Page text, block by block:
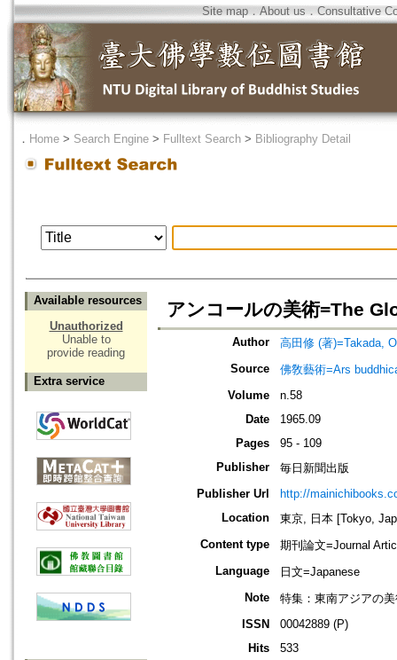
Site map．About us ． Consultative
． Home > Search Engine > Fulltext Search > Bibliography Detail
Available resources
Unauthorized
Unable to
provide reading
Extra service
アンコールの美術=The
Author
高田修 (著)=Takada,
Source
佛敎藝術=Ars
Volume
n.58
Date
1965.09
Pages
95 - 109
Publisher
毎日新聞出版
Publisher Url
http://
Location
東京, 日本 [Tokyo,
Content type
期刊論文=Journal
Language
日文=Japanese
Note
特集：東南アジアの
ISSN
00042889 (P)
Hits
533